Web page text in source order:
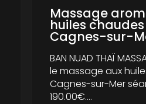
Massage
huiles
Cagnes-sur-
BAN NUAD THAÏ
le massage aux
Cagnes-sur-Mer
190.00€....